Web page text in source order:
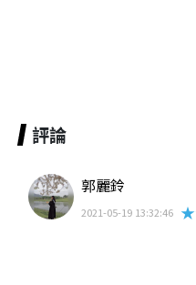
評論
郭麗鈴
2021-05-19 13:32:46